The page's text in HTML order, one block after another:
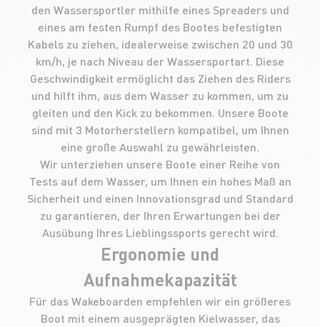
den Wassersportler mithilfe eines Spreaders und
eines am festen Rumpf des Bootes befestigten
Kabels zu ziehen, idealerweise zwischen 20 und 30
km/h, je nach Niveau der Wassersportart. Diese
Geschwindigkeit ermöglicht das Ziehen des Riders
und hilft ihm, aus dem Wasser zu kommen, um zu
gleiten und den Kick zu bekommen. Unsere Boote
sind mit 3 Motorherstellern kompatibel, um Ihnen
eine große Auswahl zu gewährleisten.
Wir unterziehen unsere Boote einer Reihe von
Tests auf dem Wasser, um Ihnen ein hohes Maß an
Sicherheit und einen Innovationsgrad und Standard
zu garantieren, der Ihren Erwartungen bei der
Ausübung Ihres Lieblingssports gerecht wird.
Ergonomie und
Aufnahmekapazität
Für das Wakeboarden empfehlen wir ein größeres
Boot mit einem ausgeprägten Kielwasser, das